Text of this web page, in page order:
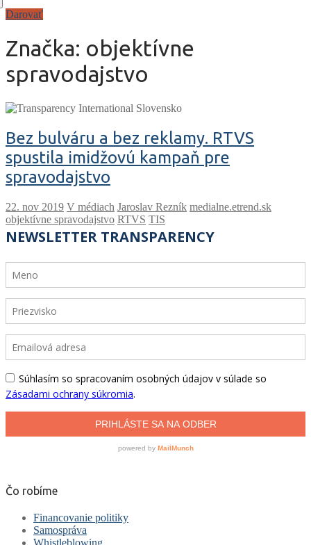
Darovať
Značka: objektívne
spravodajstvo
Bez bulváru a bez reklamy. RTVS
spustila imidžovú kampaň pre
spravodajstvo
V médiach Jaroslav Rezník medialne.etrend.sk
objektívne spravodajstvo RTVS TIS
Čo robíme
Financovanie politiky
Samospráva
Whistleblowing